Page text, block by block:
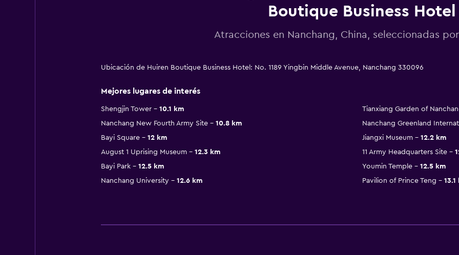
Boutique Business Hotel
Atracciones en Nanchang, China, seleccionadas
Ubicación de Huiren Boutique Business Hotel: No. 1189 Yingbin Middle Avenue, Nanchang 330096
Mejores lugares de interés
Shengjin Tower 10.1 km
Tianxiang Garden of
Nanchang New Fourth Army Site
10.8 km
Nanchang Greenland
Bayi Square
12 km Jiangxi Museum
12.2 km
August 1 Uprising Museum
12.3 km 11 Army Headquarters Site
Bayi Park
12.5 km Youmin Temple
12.5 km
Nanchang University
12.6 km Pavilion of Prince Teng 13.1